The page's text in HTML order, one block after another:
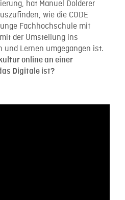
hat Manuel Dolderer
wie die CODE
Fachhochschule mit
der Umstellung ins
und Lernen umgegangen ist.
online an einer
Digitale ist?